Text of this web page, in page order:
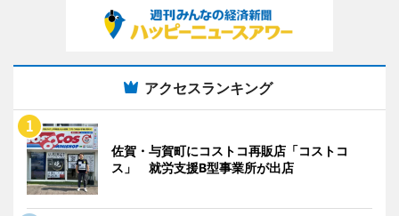
アクセスランキング
佐賀・与賀町にコストコ再販店「コストコ
ス」 就労支援B型事業所が出店